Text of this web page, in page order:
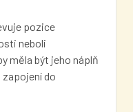
pozice
neboli
měla být jeho náplň
do